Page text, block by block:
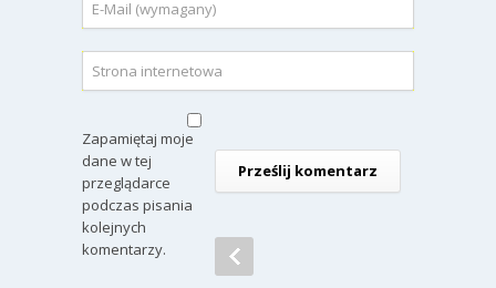
Zapamiętaj moje
dane w tej
przeglądarce
podczas pisania
kolejnych
komentarzy.